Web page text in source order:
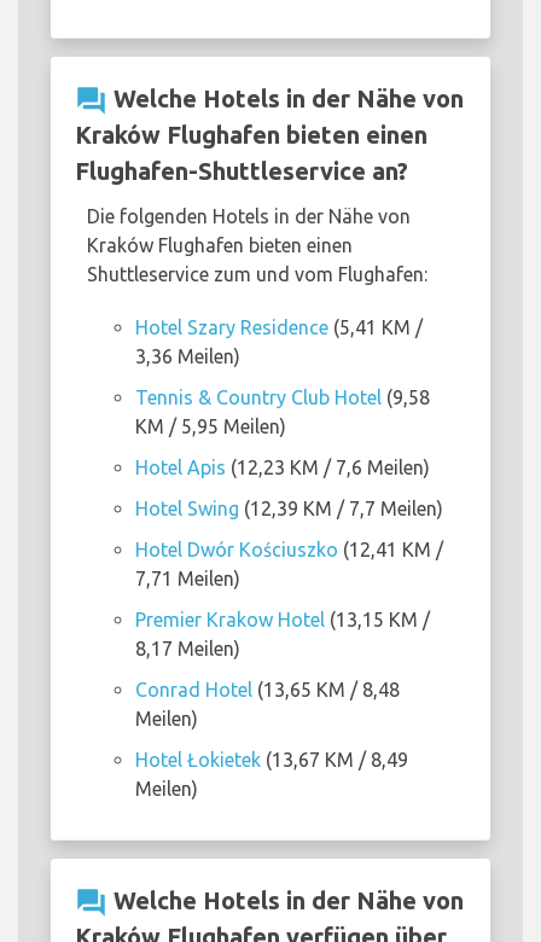
question_answer Welche Hotels in der Nähe von
Kraków Flughafen bieten einen
Flughafen-Shuttleservice an?
Die folgenden Hotels in der Nähe von
Kraków Flughafen bieten einen
Shuttleservice zum und vom Flughafen:
Hotel Szary Residence (5,41 KM /
3,36 Meilen)
Tennis & Country Club Hotel (9,58
KM / 5,95 Meilen)
Hotel Apis (12,23 KM / 7,6 Meilen)
Hotel Swing (12,39 KM / 7,7 Meilen)
Hotel Dwór Kościuszko (12,41 KM /
7,71 Meilen)
Premier Krakow Hotel (13,15 KM /
8,17 Meilen)
Conrad Hotel (13,65 KM / 8,48
Meilen)
Hotel Łokietek (13,67 KM / 8,49
Meilen)
question_answer Welche Hotels in der Nähe von